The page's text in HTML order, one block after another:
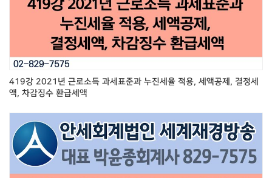
419강 2021년 근로소득 과세표준과 누진세율 적용, 세액공제, 결정세
액, 차감징수 환급세액